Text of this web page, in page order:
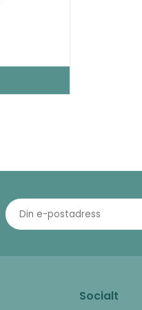
Socialt